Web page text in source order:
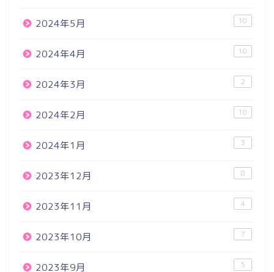
2024年5月 10
2024年4月 10
2024年3月 2
2024年2月 10
2024年1月 3
2023年12月 8
2023年11月 4
2023年10月 7
2023年9月 5